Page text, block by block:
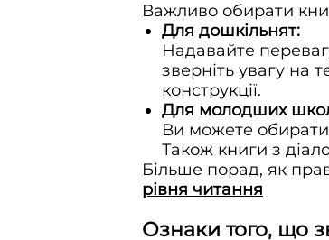
Важливо обирати
Для дошкільнят:
Надавайте
зверніть увагу на
конструкції.
Для молодших
Ви можете обирати
Також книги з
Більше порад, як
рівня читання
Ознаки того, що